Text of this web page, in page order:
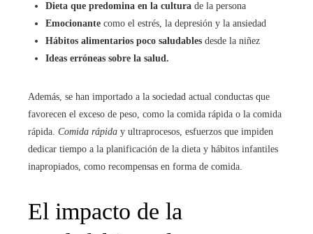
Dieta que predomina en la cultura de la persona
Emocionante como el estrés, la depresión y la ansiedad
Hábitos alimentarios poco saludables desde la niñez
Ideas erróneas sobre la salud.
Además, se han importado a la sociedad actual conductas que
favorecen el exceso de peso, como la comida rápida o la comida
rápida. Comida rápida y ultraprocesos, esfuerzos que impiden
dedicar tiempo a la planificación de la dieta y hábitos infantiles
inapropiados, como recompensas en forma de comida.
El impacto de la